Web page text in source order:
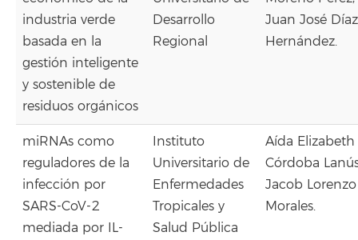
industria verde
basada en la
gestión inteligente
y sostenible de
residuos orgánicos
Desarrollo
Regional
Juan José Díaz
Hernández.
miRNAs como
reguladores de la
infección por
SARS-CoV-2
mediada por IL-
Instituto
Universitario de
Enfermedades
Tropicales y
Salud Pública
Aída Elizabeth
Córdoba
Jacob Lorenzo
Morales.